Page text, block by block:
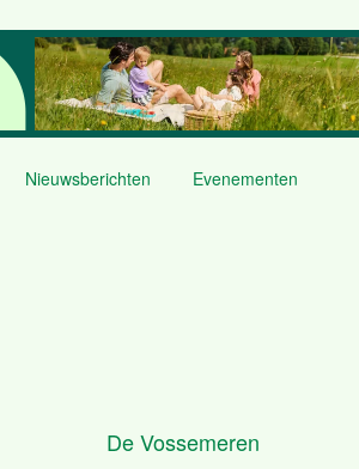
Nieuwsberichten Evenementen
De Vossemeren